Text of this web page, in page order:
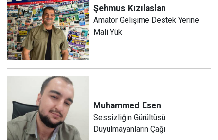
Şehmus Kızılaslan
Amatör Gelişime Destek Yerine
Mali Yük
Muhammed Esen
Sessizliğin Gürültüsü:
Duyulmayanların Çağı